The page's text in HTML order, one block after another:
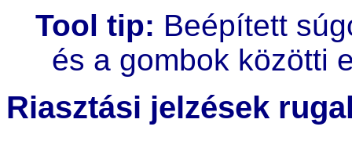
Tool tip: Beépített
és a gombok közötti
Riasztási jelzések